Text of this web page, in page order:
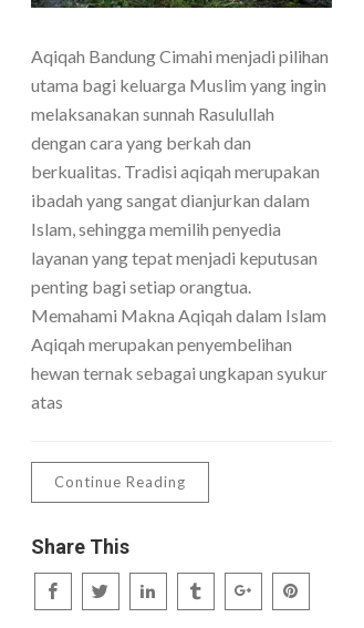
Aqiqah Bandung Cimahi menjadi pilihan
utama bagi keluarga Muslim yang ingin
melaksanakan sunnah Rasulullah
dengan cara yang berkah dan
berkualitas. Tradisi aqiqah merupakan
ibadah yang sangat dianjurkan dalam
Islam, sehingga memilih penyedia
layanan yang tepat menjadi keputusan
penting bagi setiap orangtua.
Memahami Makna Aqiqah dalam Islam
Aqiqah merupakan penyembelihan
hewan ternak sebagai ungkapan syukur
atas
Continue Reading
Share This